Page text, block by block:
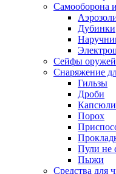
Самооборона
Дубинки
Сейфы
Снаряжение
Гильзы
Дроби
Капсюли
Порох
Пули не
Пыжи
Средства для